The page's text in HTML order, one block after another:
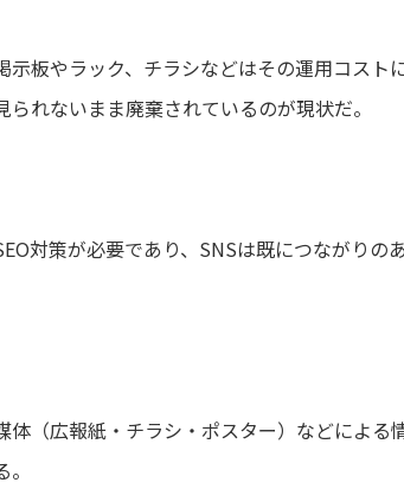
板やラック、チラシなどはその運用コスト
れないまま廃棄されているのが現状だ。
対策が必要であり、SNSは既につながりの
体（広報紙・チラシ・ポスター）などによる